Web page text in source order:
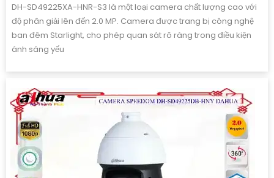
DH-SD49225XA-HNR-S3 là một loại camera chất lượng cao với
độ phân giải lên đến 2.0 MP. Camera được trang bị công nghệ
ban đêm Starlight, cho phép quan sát rõ ràng trong điều kiện
ánh sáng yếu